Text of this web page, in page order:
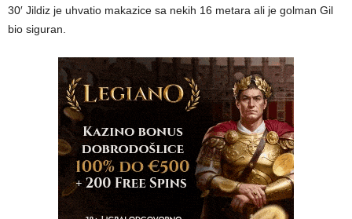
30′ Jildiz je uhvatio makazice sa nekih 16 metara ali je golman Gil
bio siguran.